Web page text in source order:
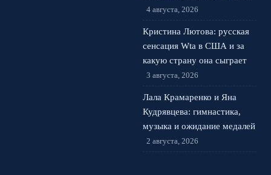
4 августа, 2026
Кристина Лютова: русская
сенсация Wta в США и за
какую страну она сыграет
3 августа, 2026
Лала Крамаренко и Яна
Кудрявцева: гимнастика,
музыка и ожидание медалей
2 августа, 2026